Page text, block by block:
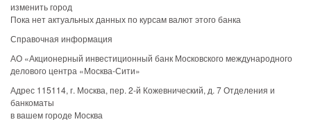
изменить город
Пока нет актуальных данных по курсам валют этого банка
Справочная информация
АО «Акционерный инвестиционный банк Московского международного
делового центра «Москва-Сити»
Адрес 115114, г. Москва, пер. 2-й Кожевнический, д. 7 Отделения и
банкоматы
в вашем городе Москва